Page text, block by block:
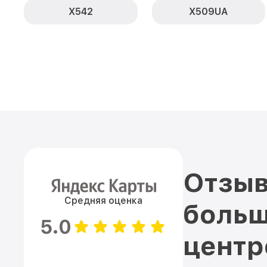
X542 X509UA
Средняя оценка
5.0